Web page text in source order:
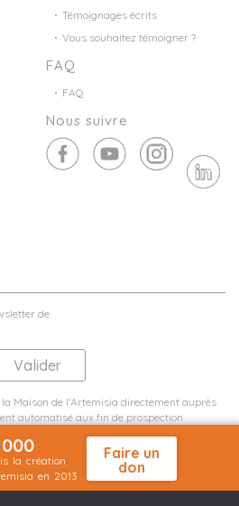
Témoignages écrits
Vous souhaitez témoigner ?
FAQ
FAQ
Nous suivre
de
Maison de l'Artemisia directement auprès
automatisé aux fin de prospection
la création
en 2013
Faire un
don